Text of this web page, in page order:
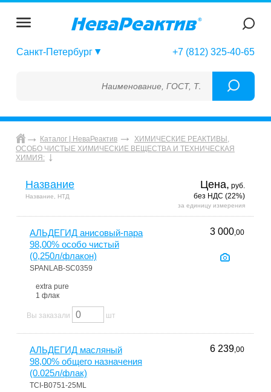
Санкт-Петербург +7 (812) 325-40-65
Наименование, ГОСТ, ТУ, ГСО, МСО, ОСО,
Каталог | НеваРеактив
ХИМИЧЕСКИЕ РЕАКТИВЫ,
ОСОБО ЧИСТЫЕ ХИМИЧЕСКИЕ ВЕЩЕСТВА И ТЕХНИЧЕСКАЯ
ХИМИЯ:
Название
Название, НТД
Цена, руб.
без НДС (22%)
за единицу измерения
АЛЬДЕГИД анисовый-пара
98,00% особо чистый
(0,250л/флакон)
SPANLAB-SC0359
extra pure
1 флак
3 000,00
Вы заказали шт
АЛЬДЕГИД масляный
98,00% общего назначения
(0.025л/флак)
TCI-B0751-25ML
6 239,00